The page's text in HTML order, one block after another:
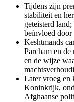
Tijdens zijn
stabiliteit en
geteisterd
beïnvloed door
Keshtmands
Parcham en
en de wijze
Later vroeg en
Koninkrijk,
Afghaanse